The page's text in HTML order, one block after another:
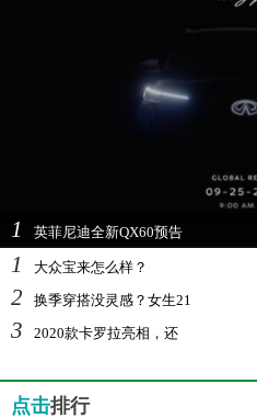
1 英菲尼迪全新QX60预告
1 大众宝来怎么样？
2 换季穿搭没灵感？女生21
3 2020款卡罗拉亮相，还
点击排行